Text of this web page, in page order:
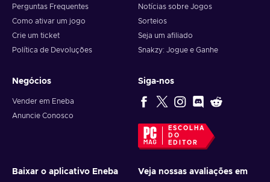
Perguntas Frequentes
Como ativar um jogo
Crie um ticket
Política de Devoluções
Notícias sobre Jogos
Sorteios
Seja um afiliado
Snakzy: Jogue e Ganhe
Negócios
Vender em Eneba
Anuncie Conosco
Siga-nos
ESCOLHA
DO
EDITOR
Baixar o aplicativo Eneba Veja nossas avaliações em